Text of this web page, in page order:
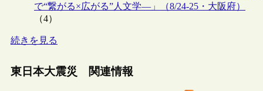
で“繋がる×広がる”人文学―」（8/24-25・大阪府）
（4）
続きを見る
東日本大震災 関連情報